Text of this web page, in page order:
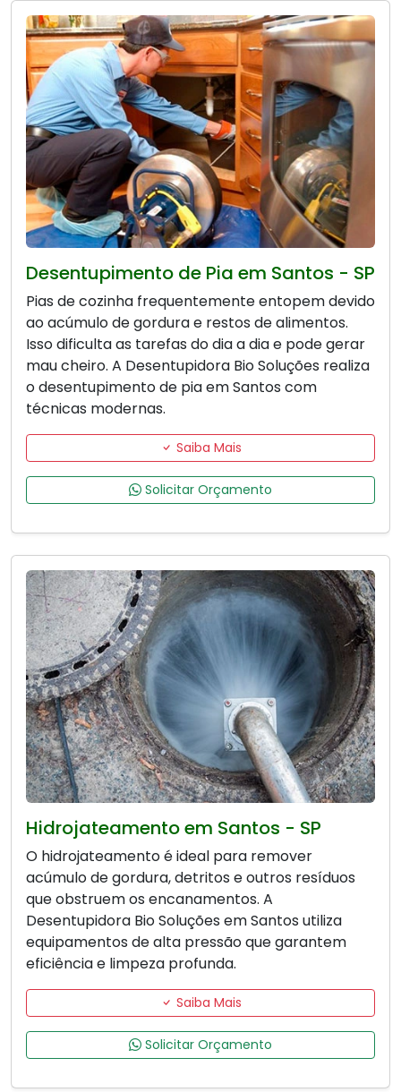
Desentupimento de Pia em Santos - SP
Pias de cozinha frequentemente entopem devido
ao acúmulo de gordura e restos de alimentos.
Isso dificulta as tarefas do dia a dia e pode gerar
mau cheiro. A Desentupidora Bio Soluções realiza
o desentupimento de pia em Santos com
técnicas modernas.
Saiba Mais
Solicitar Orçamento
Hidrojateamento em Santos - SP
O hidrojateamento é ideal para remover
acúmulo de gordura, detritos e outros resíduos
que obstruem os encanamentos. A
Desentupidora Bio Soluções em Santos utiliza
equipamentos de alta pressão que garantem
eficiência e limpeza profunda.
Saiba Mais
Solicitar Orçamento